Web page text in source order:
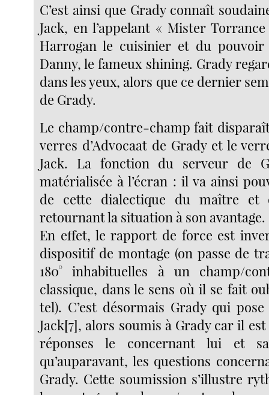
C’est ainsi que Grady connaît
Jack, en l’appelant « Mister Torrance
Harrogan le cuisinier et du
Danny, le fameux shining. Grady
dans les yeux, alors que ce dernier
de Grady.
Le champ/contre-champ fait
verres d’Advocaat de Grady et le
Jack. La fonction du serveur de
matérialisée à l’écran : il va ainsi
de cette dialectique du maître et
retournant la situation à son avantage.
En effet, le rapport de force est
dispositif de montage (on passe de
180° inhabituelles à un champ/
classique, dans le sens où il se fait
tel). C’est désormais Grady qui
Jack[7], alors soumis à Grady car il est
réponses le concernant lui et
qu’auparavant, les questions
Grady. Cette soumission s’illustre